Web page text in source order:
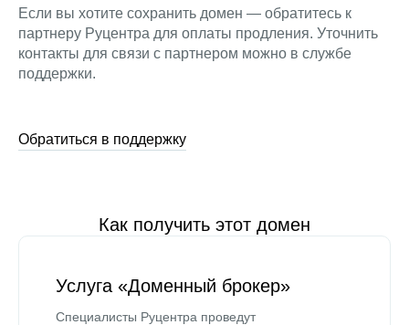
Если вы хотите сохранить домен — обратитесь к
партнеру Руцентра для оплаты продления. Уточнить
контакты для связи с партнером можно в службе
поддержки.
Обратиться в поддержку
Как получить этот домен
Услуга «Доменный брокер»
Специалисты Руцентра проведут